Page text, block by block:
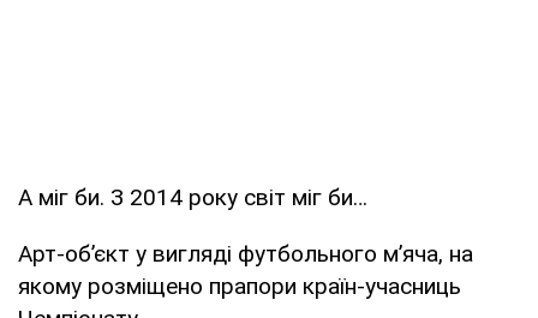
А міг би. З 2014 року світ міг би…
Арт-об’єкт у вигляді футбольного м’яча, на
якому розміщено прапори країн-учасниць